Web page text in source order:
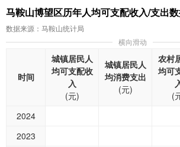
马鞍山博望区历年人均可支配收入/支出数
数据来源：马鞍山统计局
横向滑动
时间
城镇居民人
均可支配收
入
(元)
城镇居民人
均消费支出
(元)
农村
均可
(
2024
2023